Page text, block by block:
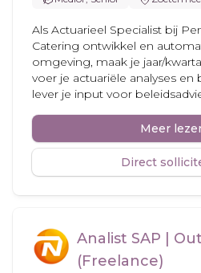
Als Actuarieel Specialist bij
Catering ontwikkel en
omgeving, maak je jaar/
voer je actuariële analyses
lever je input voor
Meer
Direct
Analist SAP |
(Freelance)